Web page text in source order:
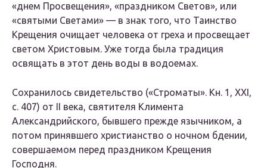
«днем Просвещения», «праздником Светов», или
«святыми Светами» — в знак того, что Таинство
Крещения очищает человека от греха и просвещает
светом Христовым. Уже тогда была традиция
освящать в этот день воды в водоемах.
Сохранилось свидетельство («Строматы». Кн. 1, XXI,
с. 407) от II века, святителя Климента
Александрийского, бывшего прежде язычником, а
потом принявшего христианство о ночном бдении,
совершаемом перед праздником Крещения
Господня.